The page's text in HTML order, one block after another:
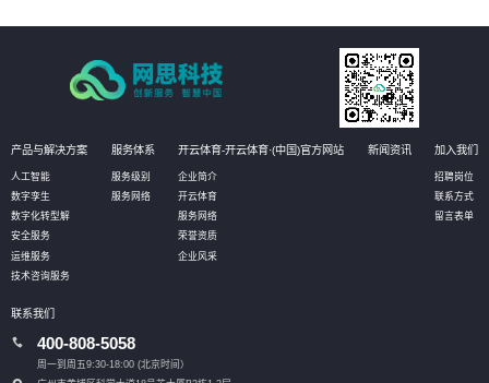
产品与解决方案
人工智能
数字孪生
数字化转型解
安全服务
运维服务
技术咨询服务
服务体系
服务级别
服务网络
开云体育-开云体育·(中国)官方网站
企业简介
开云体育
服务网络
荣誉资质
企业风采
新闻资讯 加入我们
招聘岗位
联系方式
留言表单
联系我们
400-808-5058
周一到周五9:30-18:00 (北京时间）